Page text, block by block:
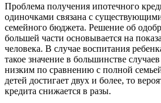
Проблема получения ипотечного
одиночками связана с
семейного бюджета. Решение об
большей части основывается на
человека. В случае воспитания
такое значение в большинстве
низким по сравнению с полной
детей достигает двух и более, то
кредита снижается в разы.